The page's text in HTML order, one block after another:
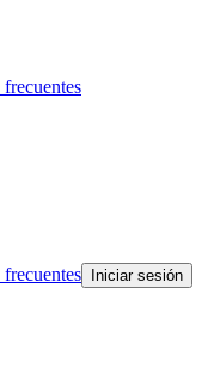
frecuentes
frecuentes Iniciar sesión